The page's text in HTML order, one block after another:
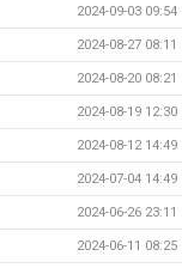
2024-09-03 09:54
2024-08-27 08:11
2024-08-20 08:21
2024-08-19 12:30
2024-08-12 14:49
2024-07-04 14:49
2024-06-26 23:11
2024-06-11 08:25